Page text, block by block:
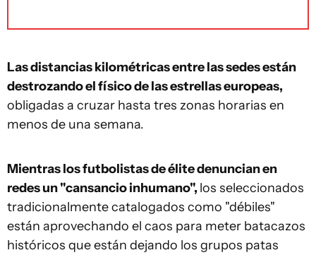
Las distancias kilométricas entre las sedes están
destrozando el físico de las estrellas europeas,
obligadas a cruzar hasta tres zonas horarias en
menos de una semana.
Mientras los futbolistas de élite denuncian en
redes un "cansancio inhumano", los seleccionados
tradicionalmente catalogados como "débiles"
están aprovechando el caos para meter batacazos
históricos que están dejando los grupos patas